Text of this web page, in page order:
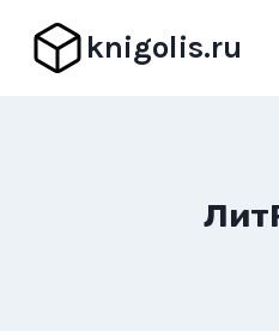
содержимому
knigolis.ru